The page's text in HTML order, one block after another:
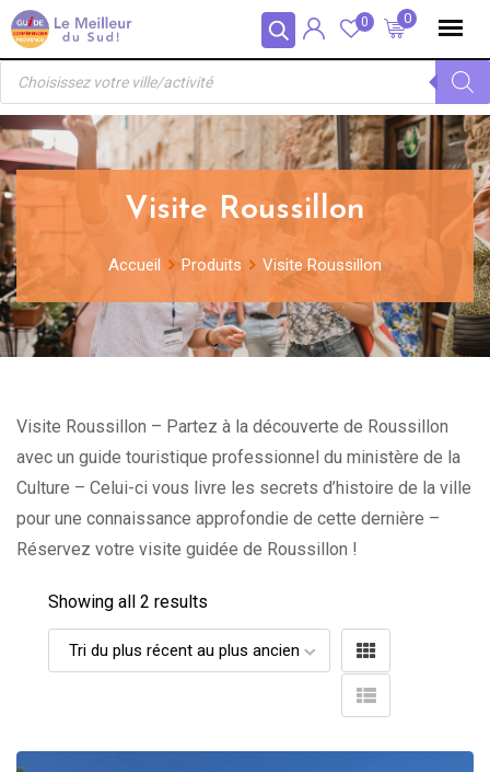
Panneau de gestion des cookies
Skip
to
content
0
0
Recherche
produits
Visite Roussillon
Accueil Produits Visite Roussillon
Visite Roussillon – Partez à la découverte de Roussillon
avec un guide touristique professionnel du ministère de la
Culture – Celui-ci vous livre les secrets d’histoire de la ville
pour une connaissance approfondie de cette dernière –
Réservez votre visite guidée de Roussillon !
Showing all 2 results